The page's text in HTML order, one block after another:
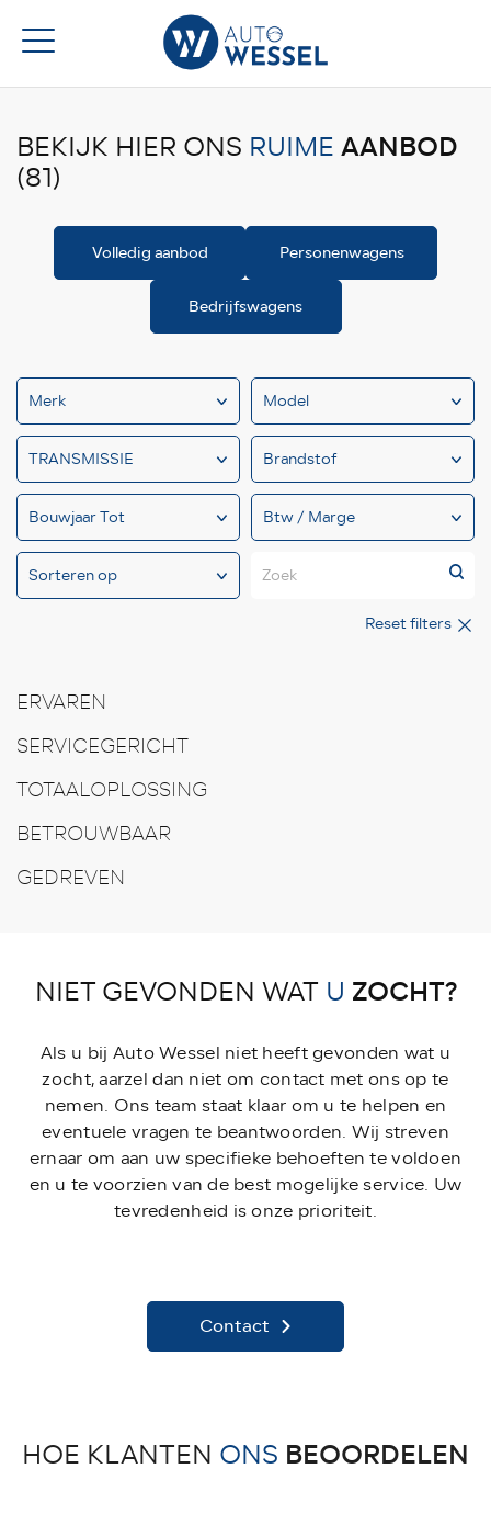
BEKIJK HIER ONS RUIMEAANBOD
(81)
Volledig aanbod Personenwagens
Bedrijfswagens
Zoek
Reset filters
ERVAREN
SERVICEGERICHT
TOTAALOPLOSSING
BETROUWBAAR
GEDREVEN
NIET GEVONDEN WAT U ZOCHT?
Als u bij Auto Wessel niet heeft gevonden wat u
zocht, aarzel dan niet om contact met ons op te
nemen. Ons team staat klaar om u te helpen en
eventuele vragen te beantwoorden. Wij streven
ernaar om aan uw specifieke behoeften te voldoen
en u te voorzien van de best mogelijke service. Uw
tevredenheid is onze prioriteit.
Contact
HOE KLANTEN ONS BEOORDELEN